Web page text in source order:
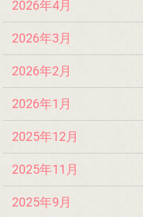
2026年4月
2026年3月
2026年2月
2026年1月
2025年12月
2025年11月
2025年9月